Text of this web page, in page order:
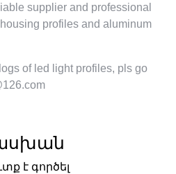
supplier and professional
profiles and aluminum
of led light profiles, pls go
է գործել